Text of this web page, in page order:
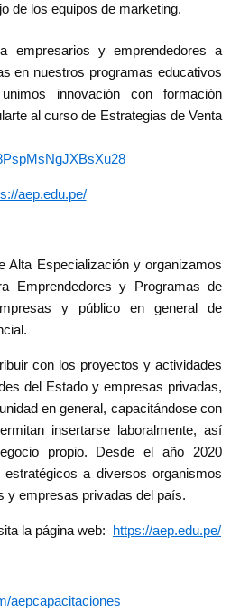
de los equipos de marketing.
empresarios y emprendedores a
en nuestros programas educativos
innovación con formación
al curso de Estrategias de Venta
aep.edu.pe/
Alta Especialización y organizamos
Emprendedores y Programas de
y público en general de
con los proyectos y actividades
del Estado y empresas privadas,
en general, capacitándose con
insertarse laboralmente, así
propio. Desde el año 2020
a diversos organismos
y empresas privadas del país.
la página web: https://aep.edu.pe/
aepcapacitaciones